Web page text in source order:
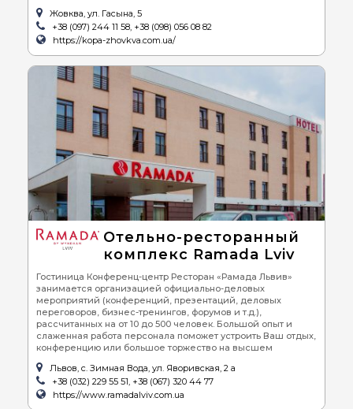
Жовква, ул. Гасына, 5
+38 (097) 244 11 58, +38 (098) 056 08 82
https://kopa-zhovkva.com.ua/
Отельно-ресторанный
комплекс Ramada Lviv
Гостиница Конференц-центр Ресторан «Рамада Львив»
занимается организацией официально-деловых
мероприятий (конференций, презентаций, деловых
переговоров, бизнес-тренингов, форумов и т.д.),
рассчитанных на от 10 до 500 человек. Большой опыт и
слаженная работа персонала поможет устроить Ваш отдых,
конференцию или большое торжество на высшем
Львов, с. Зимная Вода, ул. Яворивская, 2 а
+38 (032) 229 55 51, +38 (067) 320 44 77
https://www.ramadalviv.com.ua